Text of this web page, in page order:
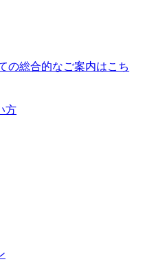
の総合的なご案内はこち
方